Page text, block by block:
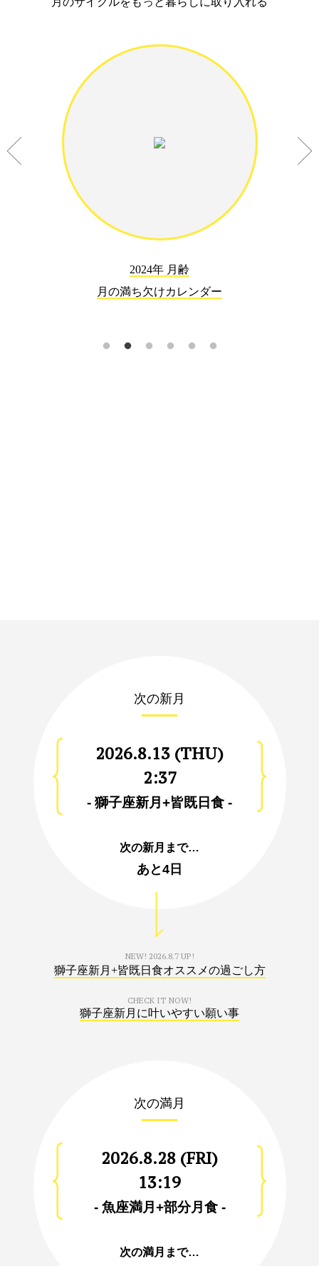
2024年 月齢
月の満ち欠けカレンダー
次の新月
2026.8.13 (THU)
2:37
- 獅子座新月+皆既日食 -
次の新月まで…
あと4日
NEW! 2026.8.7 UP!
獅子座新月+皆既日食オススメの過ごし方
CHECK IT NOW!
獅子座新月に叶いやすい願い事
次の満月
2026.8.28 (FRI)
13:19
- 魚座満月+部分月食 -
次の満月まで…